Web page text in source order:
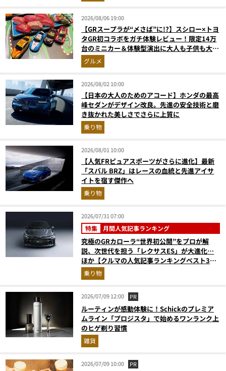
2026/08/06 19:00
【GRスープラが“〆さば”に!?】スシロー×トヨ
タGR初コラボをガチ体験レビュー！限定14万
台のミニカー＆体験型演出に大人も子供も大興
奮間違いなし
グルメ
2026/08/02 10:00
【日本の大人のためのアコード】ホンダの最高
峰セダンがデザイン改良。先進の安全技術と磨
き抜かれた美しさでさらに上質に
乗り物
2026/08/01 10:00
【人気FRピュアスポーツがさらに進化】最新
「スバル BRZ」はレースの血統と先進アイサ
イトを宿す傑作へ
乗り物
2026/07/31 07:00
特集 月間人気記事ランキング
究極のGRカローラ“世界初公開”をプロが解
説、次世代を担う「レクサスES」が大進化…
ほか【クルマの人気記事ランキングベスト3】
（2026年6月版）
乗り物
2026/07/09 12:00 PR
ルーティンが感動体験に！Schickのプレミア
ムライン「プロジスタ」で始めるワンランク上
のヒゲ剃り習慣
雑貨
2026/07/09 10:00 PR